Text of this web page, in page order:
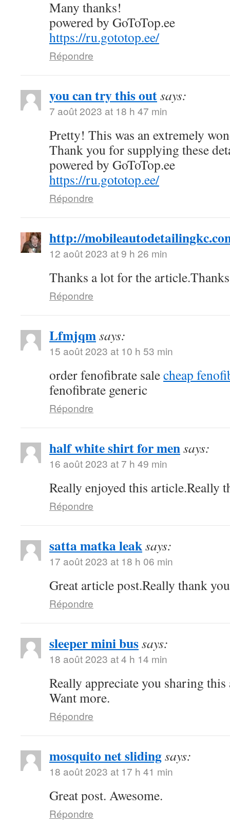
Many thanks!
powered by GoToTop.ee
https://ru.gototop.ee/
Répondre
you can try this outsays:
7 août 2023 at 18 h 47 min
Pretty! This was an extremely
Thank you for supplying these
powered by GoToTop.ee
https://ru.gototop.ee/
Répondre
http://
12 août 2023 at 9 h 26 min
Thanks a lot for the
Répondre
Lfmjqmsays:
15 août 2023 at 10 h 53 min
order fenofibrate salecheap
fenofibrate generic
Répondre
half white shirt for mensays:
16 août 2023 at 7 h 49 min
Really enjoyed this article.Really
Répondre
satta matka leaksays:
17 août 2023 at 18 h 06 min
Great article post.Really thank
Répondre
sleeper mini bussays:
18 août 2023 at 4 h 14 min
Really appreciate you sharing
Want more.
Répondre
mosquito net slidingsays:
18 août 2023 at 17 h 41 min
Great post. Awesome.
Répondre